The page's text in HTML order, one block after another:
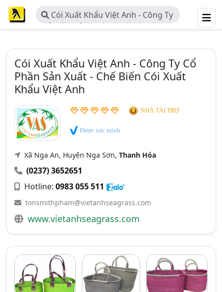
Cói Xuất Khẩu Việt Anh - Công Ty
Cổ Phần Sản Xuất - Chế Biến Cói
Cói Xuất Khẩu Việt Anh - Công Ty Cổ
Phần Sản Xuất - Chế Biến Cói Xuất
Khẩu Việt Anh
NHÀ TÀI TRỢ
Được xác minh
Xã Nga An, Huyện Nga Sơn, Thanh Hóa
(0237) 3652651
Hotline: 0983 055 511
tonsmithpham@vietanhseagrass.com
www.vietanhseagrass.com